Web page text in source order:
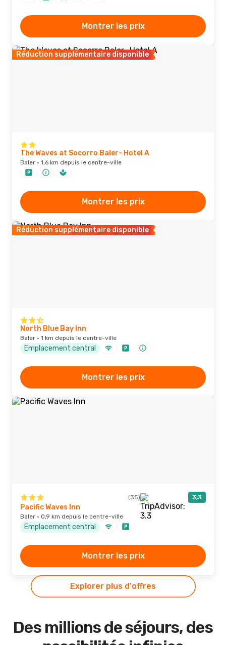
Montrer les prix
Réduction supplémentaire disponible
The Waves at Socorro Baler- Hotel A
Baler · 1,6 km depuis le centre-ville
Montrer les prix
Réduction supplémentaire disponible
North Blue Bay Inn
Baler · 1 km depuis le centre-ville
Emplacement central
Montrer les prix
(35) 3,3
Pacific Waves Inn
Baler · 0,9 km depuis le centre-ville
Emplacement central
Montrer les prix
Explorer plus d'offres
Des millions de séjours, des